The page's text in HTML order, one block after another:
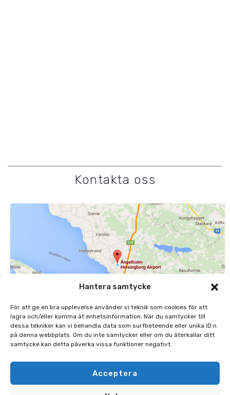
Hantera samtycke
För att ge en bra upplevelse använder vi teknik som cookies för att
lagra och/eller komma åt enhetsinformation. När du samtycker till
dessa tekniker kan vi behandla data som surfbeteende eller unika ID:n
på denna webbplats. Om du inte samtycker eller om du återkallar ditt
samtycke kan detta påverka vissa funktioner negativt.
Acceptera
Kontakta oss
ÄNGELHOLMS FLYGPLATS AB
MARGRETETORPSVÄGEN 445, 262 91 ÄNGELHOLM
0431-48 45 00